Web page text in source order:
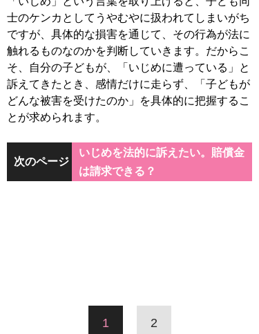
士のケンカとしてうやむやに扱われてしまいがち
ですが、具体的な損害を通じて、その行為が法に
触れるものなのかを判断していきます。だからこ
そ、自分の子どもが、「いじめに遭っている」と
訴えてきたとき、感情だけに走らず、「子どもが
どんな被害を受けたのか」を具体的に把握するこ
とが求められます。
次のページ
いじめを法的に訴えたい。賠償金
は請求できる？
1 2